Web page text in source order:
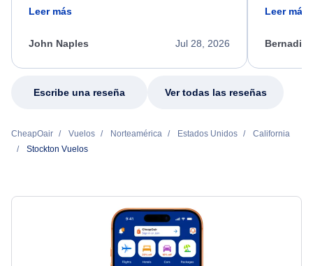
friendly, and very helpful throughout the
process. She quickly found a solution and
appreciate her excellent service.
Leer más
Jul 28, 2026
John Naples
calm,
my issue.
Leer más
Escribe una reseña Ver todas las reseñas
CheapOair Vuelos Norteamérica Estados Unidos
California
Stockton Vuelos